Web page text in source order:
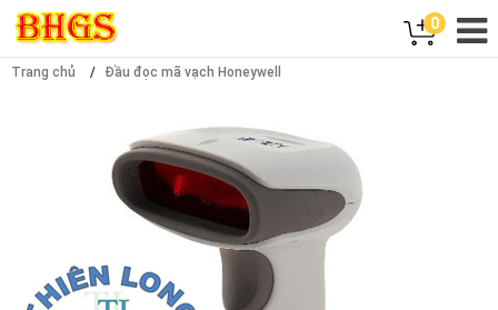
0
Trang chủ Đầu đọc mã vạch Honeywell